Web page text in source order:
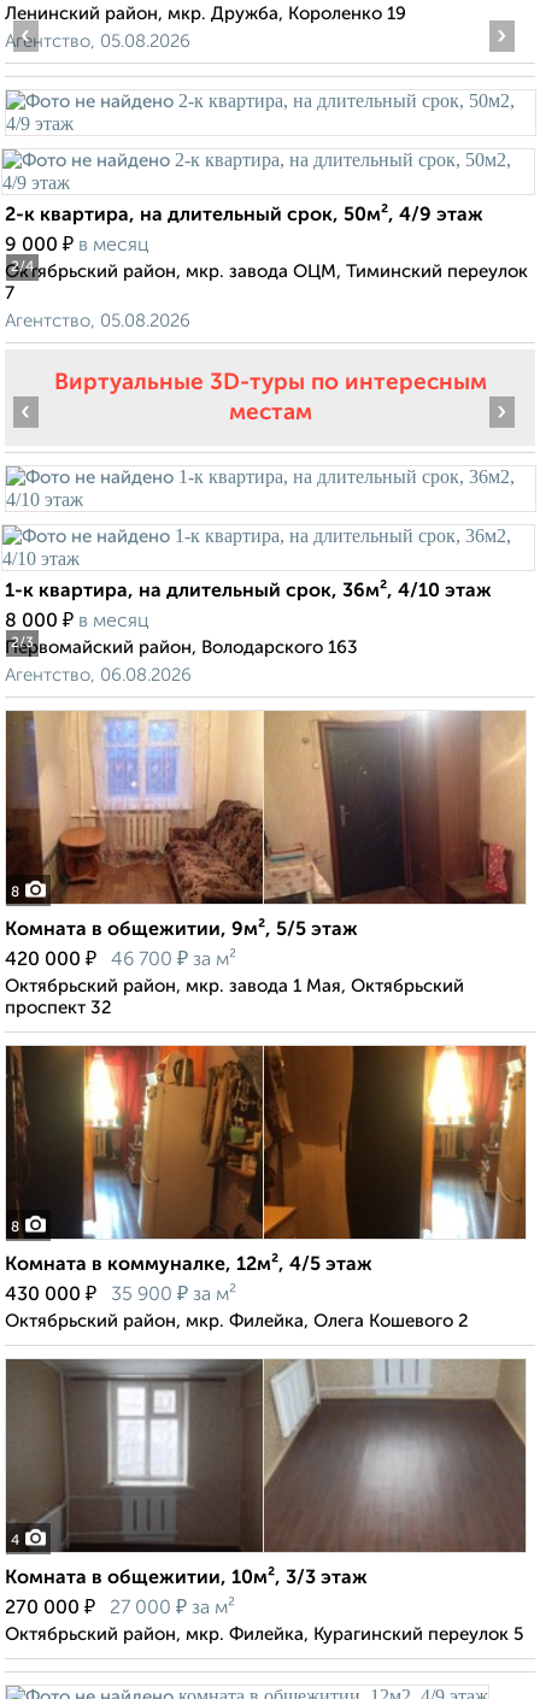
Ленинский район, мкр. Дружба, Короленко 19
Агентство, 05.08.2026
2/4
‹ ›
2-к квартира, на длительный срок, 50м², 4/9 этаж
9 000 ₽ в месяц
Октябрьский район, мкр. завода ОЦМ, Тиминский переулок
7
Агентство, 05.08.2026
Виртуальные 3D-туры по интересным
местам
2/3
‹ ›
1-к квартира, на длительный срок, 36м², 4/10 этаж
8 000 ₽ в месяц
Первомайский район, Володарского 163
Агентство, 06.08.2026
8
Комната в общежитии, 9м², 5/5 этаж
420 000 ₽ 46 700 ₽ за м²
Октябрьский район, мкр. завода 1 Мая, Октябрьский
проспект 32
8
Комната в коммуналке, 12м², 4/5 этаж
430 000 ₽ 35 900 ₽ за м²
Октябрьский район, мкр. Филейка, Олега Кошевого 2
4
Комната в общежитии, 10м², 3/3 этаж
270 000 ₽ 27 000 ₽ за м²
Октябрьский район, мкр. Филейка, Курагинский переулок 5